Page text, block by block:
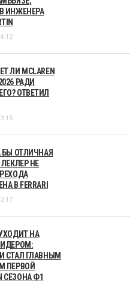
ИНЖЕНЕРА
ЛИ MCLAREN
РАДИ
ОТВЕТИЛ
БЫ ОТЛИЧНАЯ
НЕ
В FERRARI
УХОДИТ НА
СТАЛ ГЛАВНЫМ
ПЕРВОЙ
Ф1